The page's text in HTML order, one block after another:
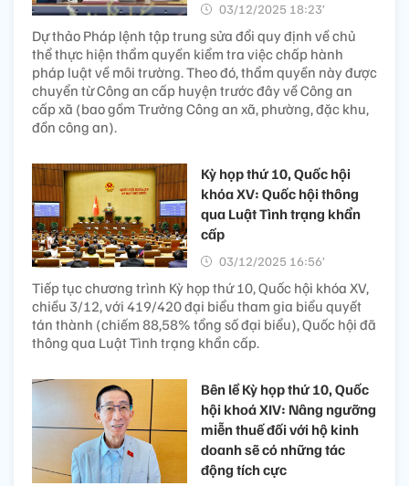
03/12/2025 18:23’
Dự thảo Pháp lệnh tập trung sửa đổi quy định về chủ
thể thực hiện thẩm quyền kiểm tra việc chấp hành
pháp luật về môi trường. Theo đó, thẩm quyền này được
chuyển từ Công an cấp huyện trước đây về Công an
cấp xã (bao gồm Trưởng Công an xã, phường, đặc khu,
đồn công an).
Kỳ họp thứ 10, Quốc hội
khóa XV: Quốc hội thông
qua Luật Tình trạng khẩn
cấp
03/12/2025 16:56’
Tiếp tục chương trình Kỳ họp thứ 10, Quốc hội khóa XV,
chiều 3/12, với 419/420 đại biểu tham gia biểu quyết
tán thành (chiếm 88,58% tổng số đại biểu), Quốc hội đã
thông qua Luật Tình trạng khẩn cấp.
Bên lề Kỳ họp thứ 10, Quốc
hội khoá XIV: Nâng ngưỡng
miễn thuế đối với hộ kinh
doanh sẽ có những tác
động tích cực